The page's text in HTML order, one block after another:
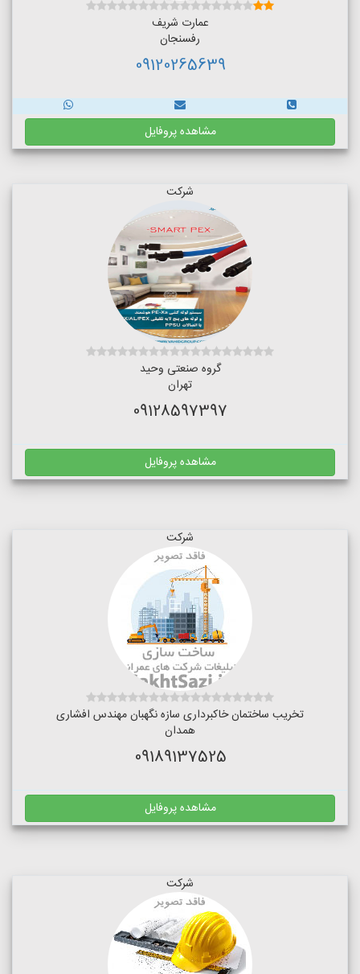
عمارت شریف
رفسنجان
09120265639
مشاهده پروفایل
شرکت
گروه صنعتی وحید
تهران
09128597397
مشاهده پروفایل
شرکت
تخریب ساختمان خاکبرداری سازه نگهبان مهندس افشاری
همدان
09189137525
مشاهده پروفایل
شرکت